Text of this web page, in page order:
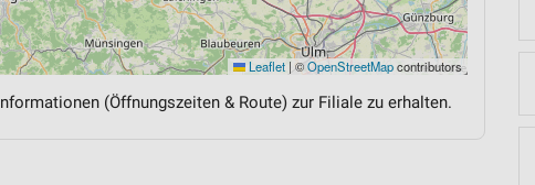
Leaflet | ©OpenStreetMapcontributors
(Öffnungszeiten & Route) zur Filiale zu erhalten.